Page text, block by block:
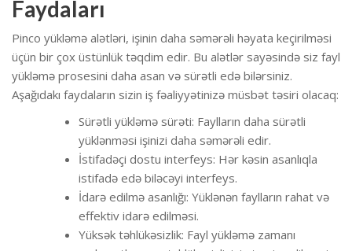
Faydaları
Pinco yükləmə alətləri, işinin daha səmərəli həyata keçirilməsi
üçün bir çox üstünlük təqdim edir. Bu alətlər sayəsində siz fayl
yükləmə prosesini daha asan və sürətli edə bilərsiniz.
Aşağıdakı faydaların sizin iş fəaliyyətinizə müsbət təsiri olacaq:
Sürətli yükləmə sürəti: Faylların daha sürətli
yüklənməsi işinizi daha səmərəli edir.
İstifadəçi dostu interfeys: Hər kəsin asanlıqla
istifadə edə biləcəyi interfeys.
İdarə edilmə asanlığı: Yüklənən faylların rahat və
effektiv idarə edilməsi.
Yüksək təhlükəsizlik: Fayl yükləmə zamanı